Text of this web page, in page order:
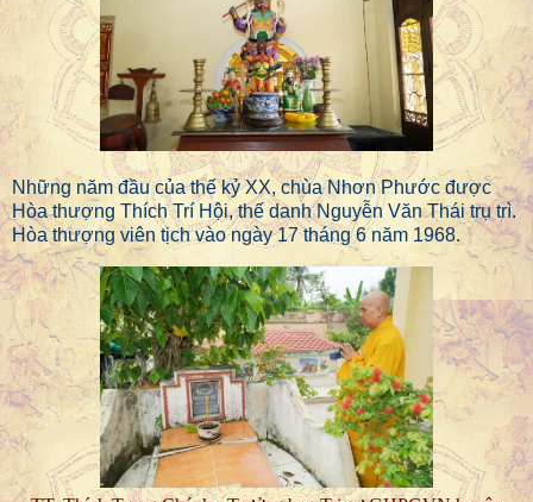
Những năm đầu của thế kỷ XX, chùa Nhơn Phước được
Hòa thượng Thích Trí Hội, thế danh Nguyễn Văn Thái trụ trì.
Hòa thượng viên tịch vào ngày 17 tháng 6 năm 1968.